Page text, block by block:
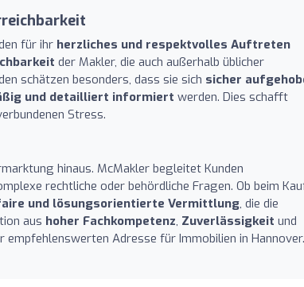
für ihr herzliches und respektvolles Auftreten
der Makler, die auch außerhalb üblicher
schätzen besonders, dass sie sich sicher
und detailliert informiert werden. Dies schafft
Stress.
hinaus. McMakler begleitet Kunden
rechtliche oder behördliche Fragen. Ob beim
und lösungsorientierte Vermittlung, die die
aus hoher Fachkompetenz, Zuverlässigkeit und
empfehlenswerten Adresse für Immobilien in Hannover.